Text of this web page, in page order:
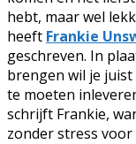
hebt, maar wel
heeft Frankie
geschreven. In
brengen wil je
te moeten
schrijft Frankie,
zonder stress